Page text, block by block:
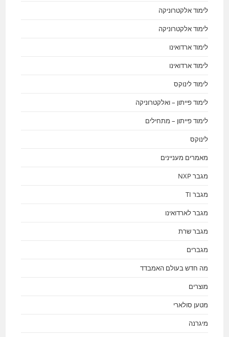
לימוד אלקטרוניקה
לימוד אלקטרוניקה
לימוד ארדואינו
לימוד ארדואינו
לימוד לינוקס
לימוד פייתון – ואלקטרוניקה
לימוד פייתון – מתחילים
לינוקס
מאמרים מעניינים
מגבר NXP
מגבר TI
מגבר לארדואינו
מגבר שרת
מגברים
מה חדש בעולם האמבדד
מוצרים
מטען סולארי
מיגרנה